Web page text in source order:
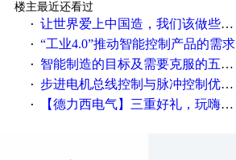
楼主最近还看过
· 让世界爱上中国造，我们该做些什么
· “工业4.0”推动智能控制产品的需求
· 智能制造的目标及需要克服的五个障碍
· 步进电机总线控制与脉冲控制优缺点
· 【德力西电气】三重好礼，玩嗨夏日！